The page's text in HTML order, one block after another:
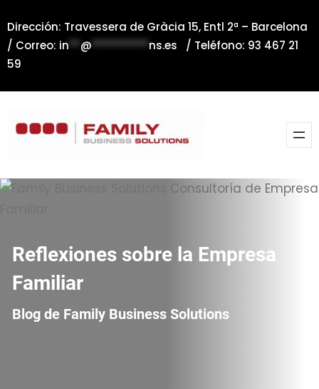
al
contenido
Dirección: Travessera de Gràcia 15, Entl 2ª – Barcelona
/ Correo: in**@**********ns.es / Teléfono: 93 467 21
59
Reflexiones sobre la Empresa
Familiar
Blog de Family Business Solutions